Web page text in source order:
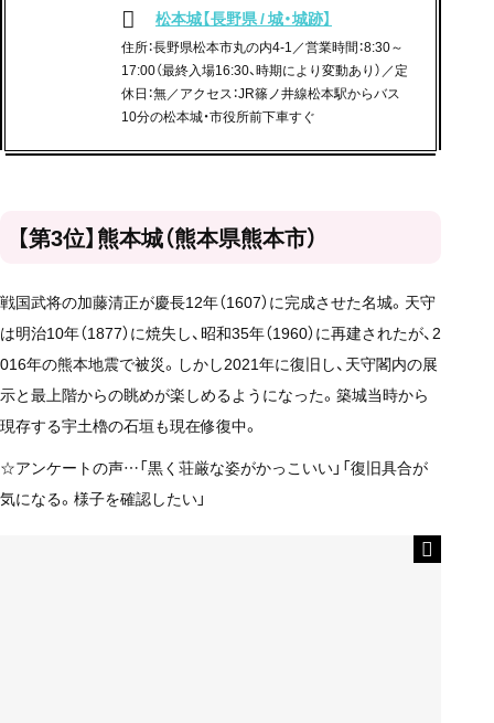
松本城【長野県 / 城・城跡】
住所：長野県松本市丸の内4-1／営業時間：8:30～
17:00（最終入場16:30、時期により変動あり）／定
休日：無／アクセス：JR篠ノ井線松本駅からバス
10分の松本城・市役所前下車すぐ
【第3位】熊本城（熊本県熊本市）
戦国武将の加藤清正が慶長12年（1607）に完成させた名城。天守
は明治10年（1877）に焼失し、昭和35年（1960）に再建されたが、2
016年の熊本地震で被災。しかし2021年に復旧し、天守閣内の展
示と最上階からの眺めが楽しめるようになった。築城当時から
現存する宇土櫓の石垣も現在修復中。
☆アンケートの声…「黒く荘厳な姿がかっこいい」「復旧具合が
気になる。様子を確認したい」